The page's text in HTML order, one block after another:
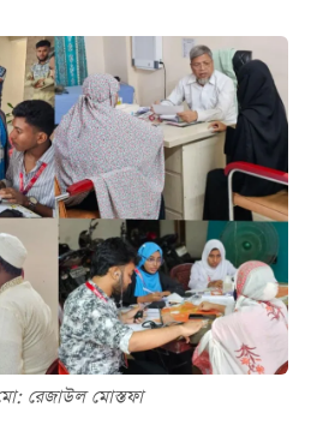
রেজাউল মোস্তফা